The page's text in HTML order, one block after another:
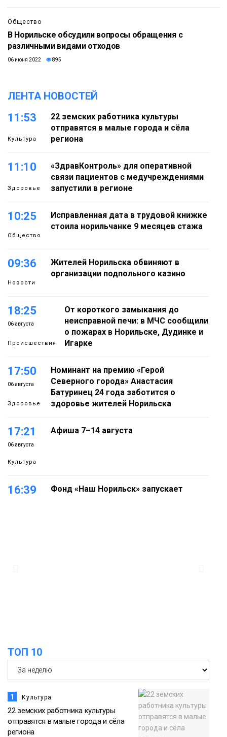
Общество
В Норильске обсудили вопросы обращения с
различными видами отходов
06 июня 2022 895
ЛЕНТА НОВОСТЕЙ
11:53
Культура
22 земских работника культуры
отправятся в малые города и сёла
региона
11:10
Здоровье
«ЗдравКонтроль» для оперативной
связи пациентов с медучреждениями
запустили в регионе
10:25
Общество
Исправленная дата в трудовой книжке
стоила норильчанке 9 месяцев стажа
09:36
Новости
Жителей Норильска обвиняют в
организации подпольного казино
18:25
06 августа
Происшествия
От короткого замыкания до
неисправной печи: в МЧС сообщили
о пожарах в Норильске, Дудинке и
Игарке
17:50
06 августа
Здоровье
Номинант на премию «Герой
Северного города» Анастасия
Батуринец 24 года заботится о
здоровье жителей Норильска
17:21
06 августа
Культура
Афиша 7–14 августа
16:39
Фонд «Наш Норильск» запускает
ТОП 10
1 Культура
22 земских работника культуры
отправятся в малые города и сёла
региона